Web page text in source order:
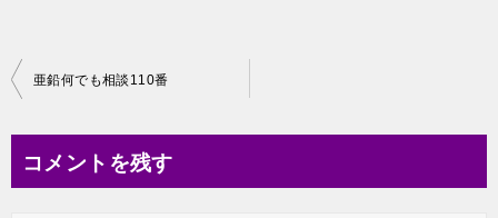
投
ビ
亜鉛何でも相談110番
コメントを残す